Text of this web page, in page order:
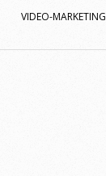
VIDEO-MARKETING